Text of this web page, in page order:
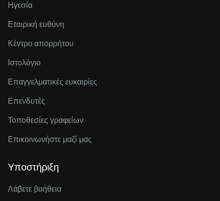
Ηγεσία
Εταιρική ευθύνη
Κέντρο απορρήτου
Ιστολόγιο
Επαγγελματικές ευκαιρίες
Επενδυτές
Τοποθεσίες γραφείων
Επικοινωνήστε μαζί μας
Υποστήριξη
Λάβετε βοήθεια